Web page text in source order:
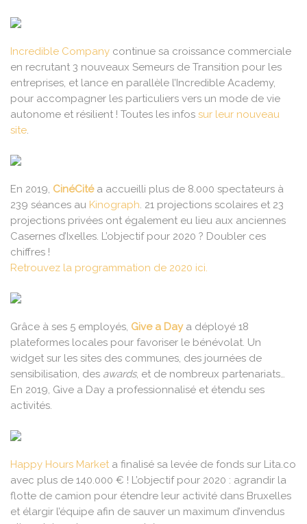
Incredible Company continue sa croissance commerciale
en recrutant 3 nouveaux Semeurs de Transition pour les
entreprises, et lance en parallèle l’Incredible Academy,
pour accompagner les particuliers vers un mode de vie
autonome et résilient ! Toutes les infos sur leur nouveau
site.
En 2019, CinéCité a accueilli plus de 8.000 spectateurs à
239 séances au Kinograph. 21 projections scolaires et 23
projections privées ont également eu lieu aux anciennes
Casernes d’Ixelles. L’objectif pour 2020 ? Doubler ces
chiffres !
Retrouvez la programmation de 2020 ici.
Grâce à ses 5 employés, Give a Daya déployé 18
plateformes locales pour favoriser le bénévolat. Un
widget sur les sites des communes, des journées de
sensibilisation, des awards, et de nombreux partenariats…
En 2019, Give a Day a professionnalisé et étendu ses
activités.
Happy Hours Market a finalisé sa levée de fonds sur Lita.co
avec plus de 140.000 € ! L’objectif pour 2020 : agrandir la
flotte de camion pour étendre leur activité dans Bruxelles
et élargir l’équipe afin de sauver un maximum d’invendus